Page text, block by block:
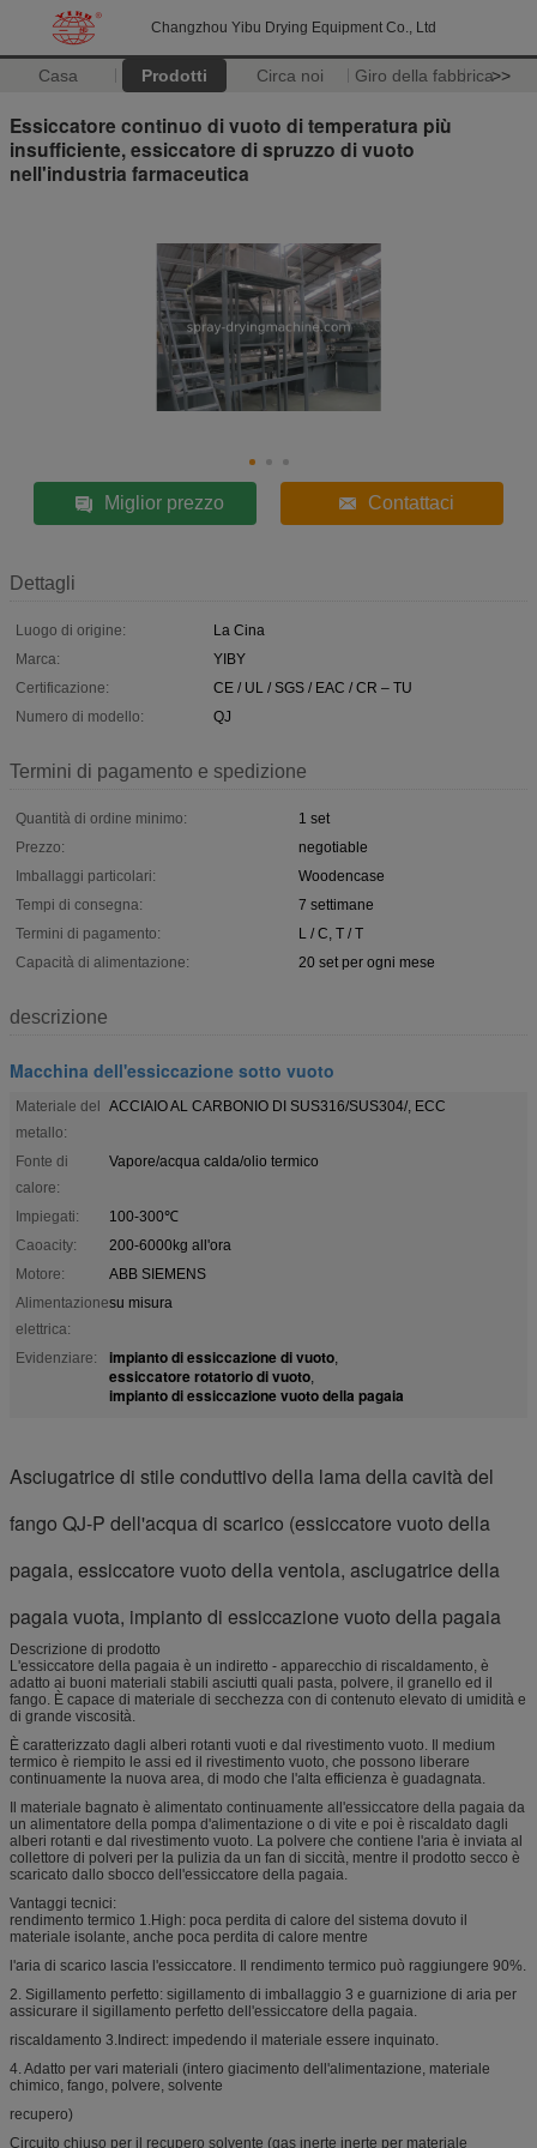
Changzhou Yibu Drying Equipment Co., Ltd
Casa Prodotti Circa noi Giro della fabbrica>>
Essiccatore continuo di vuoto di temperatura più
insufficiente, essiccatore di spruzzo di vuoto
nell'industria farmaceutica
Miglior prezzo Contattaci
Dettagli
Luogo di origine:
La Cina
Marca:
YIBY
Certificazione:
CE / UL / SGS / EAC / CR – TU
Numero di modello:
QJ
Termini di pagamento e spedizione
Quantità di ordine minimo:
1 set
Prezzo:
negotiable
Imballaggi particolari:
Woodencase
Tempi di consegna:
7 settimane
Termini di pagamento:
L / C, T / T
Capacità di alimentazione:
20 set per ogni mese
descrizione
Macchina dell'essiccazione sotto vuoto
Materiale del
metallo:
ACCIAIO AL CARBONIO DI SUS316/SUS304/, ECC
Fonte di
calore:
Vapore/acqua calda/olio termico
Impiegati:
100-300℃
Caoacity:
200-6000kg all'ora
Motore:
ABB SIEMENS
Alimentazione
elettrica:
su misura
Evidenziare: impianto di essiccazione di vuoto,
essiccatore rotatorio di vuoto,
impianto di essiccazione vuoto della pagaia
Asciugatrice di stile conduttivo della lama della cavità del
fango QJ-P dell'acqua di scarico (essiccatore vuoto della
pagaia, essiccatore vuoto della ventola, asciugatrice della
pagaia vuota, impianto di essiccazione vuoto della pagaia
Descrizione di prodotto
L'essiccatore della pagaia è un indiretto - apparecchio di riscaldamento, è
adatto ai buoni materiali stabili asciutti quali pasta, polvere, il granello ed il
fango. È capace di materiale di secchezza con di contenuto elevato di umidità e
di grande viscosità.
È caratterizzato dagli alberi rotanti vuoti e dal rivestimento vuoto. Il medium
termico è riempito le assi ed il rivestimento vuoto, che possono liberare
continuamente la nuova area, di modo che l'alta efficienza è guadagnata.
Il materiale bagnato è alimentato continuamente all'essiccatore della pagaia da
un alimentatore della pompa d'alimentazione o di vite e poi è riscaldato dagli
alberi rotanti e dal rivestimento vuoto. La polvere che contiene l'aria è inviata al
collettore di polveri per la pulizia da un fan di siccità, mentre il prodotto secco è
scaricato dallo sbocco dell'essiccatore della pagaia.
Vantaggi tecnici:
rendimento termico 1.High: poca perdita di calore del sistema dovuto il
materiale isolante, anche poca perdita di calore mentre
l'aria di scarico lascia l'essiccatore. Il rendimento termico può raggiungere 90%.
2. Sigillamento perfetto: sigillamento di imballaggio 3 e guarnizione di aria per
assicurare il sigillamento perfetto dell'essiccatore della pagaia.
riscaldamento 3.Indirect: impedendo il materiale essere inquinato.
4. Adatto per vari materiali (intero giacimento dell'alimentazione, materiale
chimico, fango, polvere, solvente
recupero)
Circuito chiuso per il recupero solvente (gas inerte inerte per materiale